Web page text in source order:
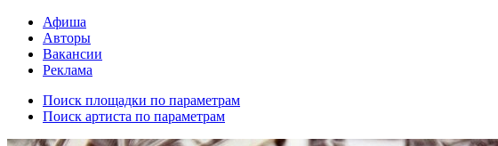
Афиша
Авторы
Вакансии
Реклама
Поиск площадки по параметрам
Поиск артиста по параметрам